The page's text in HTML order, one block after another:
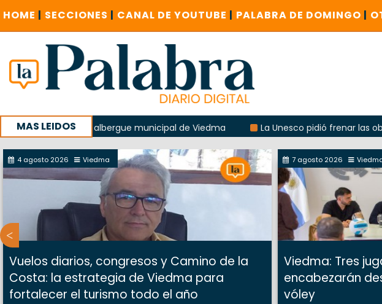
HOME | SECCIONES | CANAL DE YOUTUBE | PALABRA DE DOMINGO |
MAS LEIDOS
del albergue municipal de Viedma La Unesco pidió frenar las obras del
un encuentro provincial en Roca
4 agosto 2026 Viedma
Vuelos diarios, congresos y Camino de la
Costa: la estrategia de Viedma para
fortalecer el turismo todo el año
7 agosto 2026
Viedma: Tres
encabezarán
vóley